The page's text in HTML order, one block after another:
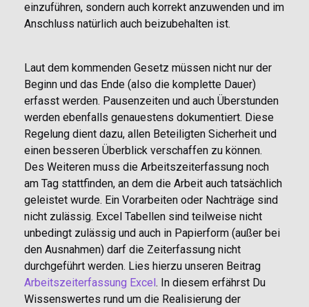
einzuführen, sondern auch korrekt anzuwenden und im
Anschluss natürlich auch beizubehalten ist.
Laut dem kommenden Gesetz müssen nicht nur der
Beginn und das Ende (also die komplette Dauer)
erfasst werden. Pausenzeiten und auch Überstunden
werden ebenfalls genauestens dokumentiert. Diese
Regelung dient dazu, allen Beteiligten Sicherheit und
einen besseren Überblick verschaffen zu können.
Des Weiteren muss die Arbeitszeiterfassung noch
am Tag stattfinden, an dem die Arbeit auch tatsächlich
geleistet wurde. Ein Vorarbeiten oder Nachträge sind
nicht zulässig. Excel Tabellen sind teilweise nicht
unbedingt zulässig und auch in Papierform (außer bei
den Ausnahmen) darf die Zeiterfassung nicht
durchgeführt werden. Lies hierzu unseren Beitrag
Arbeitszeiterfassung Excel . In diesem erfährst Du
Wissenswertes rund um die Realisierung der